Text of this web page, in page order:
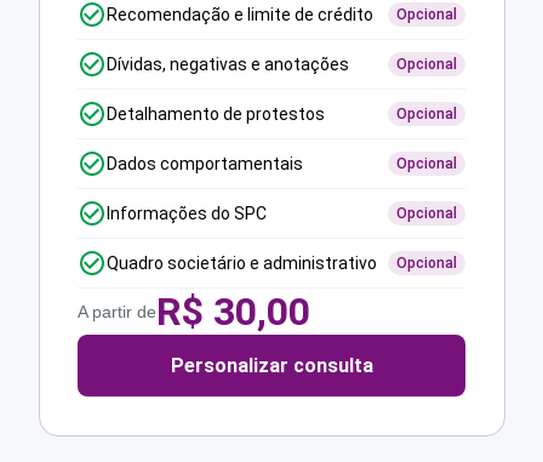
Recomendação e limite de crédito Opcional
Dívidas, negativas e anotações Opcional
Detalhamento de protestos Opcional
Dados comportamentais Opcional
Informações do SPC Opcional
Quadro societário e administrativo Opcional
A partir deR$ 30,00
Personalizar consulta